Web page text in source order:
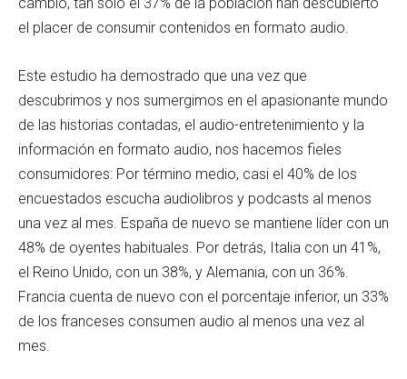
el placer de consumir contenidos en formato audio.
Este estudio ha demostrado que una vez que
descubrimos y nos sumergimos en el apasionante mundo
de las historias contadas, el audio-entretenimiento y la
información en formato audio, nos hacemos fieles
consumidores: Por término medio, casi el 40% de los
encuestados escucha audiolibros y podcasts al menos
una vez al mes. España de nuevo se mantiene líder con un
48% de oyentes habituales. Por detrás, Italia con un 41%,
el Reino Unido, con un 38%, y Alemania, con un 36%.
Francia cuenta de nuevo con el porcentaje inferior, un 33%
de los franceses consumen audio al menos una vez al
mes.